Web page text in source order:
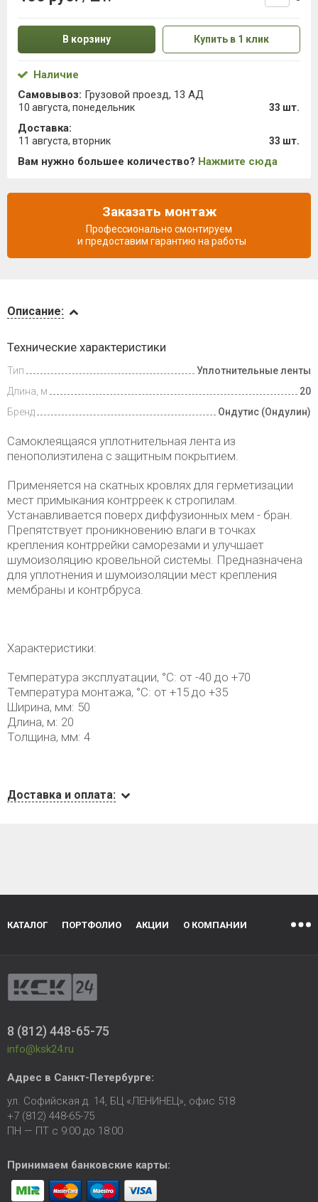
и оплата
Описание:
Технические характеристики
Тип
Уплотнительные ленты
Длина, м
20
Бренд
Ондутис (Ондулин)
Самоклеящаяся уплотнительная лента из
пенополиэтилена с защитным покрытием.
Применяется на скатных кровлях для герметизации
мест примыкания контрреек к стропилам.
Устанавливается поверх диффузионных мем - бран.
Препятствует проникновению влаги в точках
крепления контррейки саморезами и улучшает
шумоизоляцию кровельной системы. Предназначена
для уплотнения и шумоизоляции мест крепления
мембраны и контрбруса.
Характеристики:
Температура эксплуатации, °С: от -40 до +70
Температура монтажа, °C: от +15 до +35
Ширина, мм: 50
Длина, м: 20
Толщина, мм: 4
Доставка и оплата:
В корзину Купить в 1 клик
Наличие
Самовывоз: Грузовой проезд, 13 АД
10 августа, понедельник 33 шт.
Доставка:
11 августа, вторник 33 шт.
Вам нужно большее количество? Нажмите сюда
Заказать монтаж
Профессионально смонтируем
и предоставим гарантию на работы
КАТАЛОГ ПОРТФОЛИО АКЦИИ О КОМПАНИИ
8 (812) 448-65-75
info@ksk24.ru
Адрес в Санкт-Петербурге:
ул. Софийская д. 14, БЦ «ЛЕНИНЕЦ», офис 518
+7 (812) 448-65-75
ПН — ПТ с 9:00 до 18:00
Принимаем банковские карты: